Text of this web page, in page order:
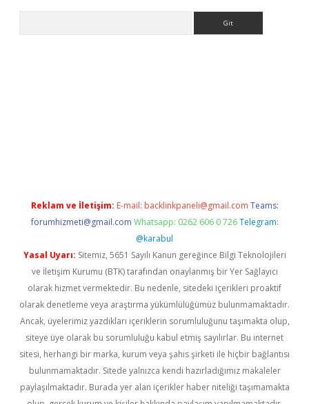
Reklam ve İletişim: E-mail: backlinkpaneli@gmail.com Teams:
forumhizmeti@gmail.com Whatsapp: 0262 606 0 726 Telegram:
@karabul
Yasal Uyarı: Sitemiz, 5651 Sayılı Kanun gereğince Bilgi Teknolojileri
ve İletişim Kurumu (BTK) tarafından onaylanmış bir Yer Sağlayıcı
olarak hizmet vermektedir. Bu nedenle, sitedeki içerikleri proaktif
olarak denetleme veya araştırma yükümlülüğümüz bulunmamaktadır.
Ancak, üyelerimiz yazdıkları içeriklerin sorumluluğunu taşımakta olup,
siteye üye olarak bu sorumluluğu kabul etmiş sayılırlar. Bu internet
sitesi, herhangi bir marka, kurum veya şahıs şirketi ile hiçbir bağlantısı
bulunmamaktadır. Sitede yalnızca kendi hazırladığımız makaleler
paylaşılmaktadır. Burada yer alan içerikler haber niteliği taşımamakta